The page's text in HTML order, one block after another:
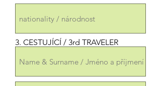
3. CESTUJÍCÍ / 3rd TRAVELER